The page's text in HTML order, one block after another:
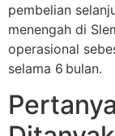
pembelian
menengah di
operasional
selama 6 bulan.